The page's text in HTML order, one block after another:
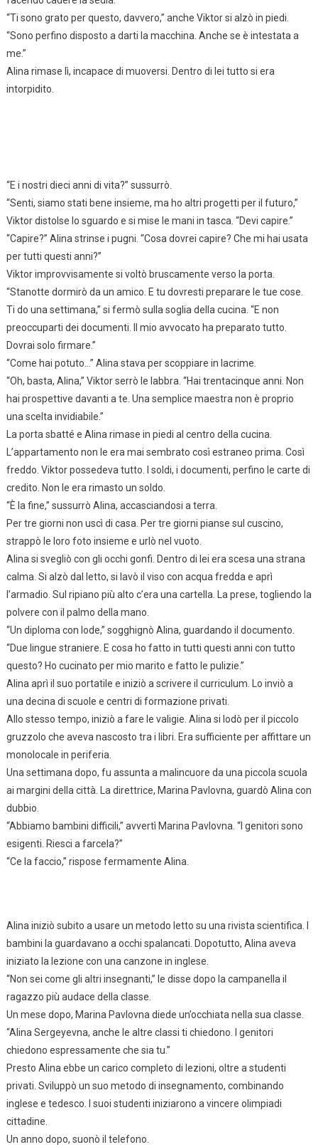
“Ti sono grato per questo, davvero,” anche Viktor si alzò in piedi.
“Sono perfino disposto a darti la macchina. Anche se è intestata a
me.”
Alina rimase lì, incapace di muoversi. Dentro di lei tutto si era
intorpidito.
“E i nostri dieci anni di vita?” sussurrò.
“Senti, siamo stati bene insieme, ma ho altri progetti per il futuro,”
Viktor distolse lo sguardo e si mise le mani in tasca. “Devi capire.”
“Capire?” Alina strinse i pugni. “Cosa dovrei capire? Che mi hai usata
per tutti questi anni?”
Viktor improvvisamente si voltò bruscamente verso la porta.
“Stanotte dormirò da un amico. E tu dovresti preparare le tue cose.
Ti do una settimana,” si fermò sulla soglia della cucina. “E non
preoccuparti dei documenti. Il mio avvocato ha preparato tutto.
Dovrai solo firmare.”
“Come hai potuto…” Alina stava per scoppiare in lacrime.
“Oh, basta, Alina,” Viktor serrò le labbra. “Hai trentacinque anni. Non
hai prospettive davanti a te. Una semplice maestra non è proprio
una scelta invidiabile.”
La porta sbatté e Alina rimase in piedi al centro della cucina.
L’appartamento non le era mai sembrato così estraneo prima. Così
freddo. Viktor possedeva tutto. I soldi, i documenti, perfino le carte di
credito. Non le era rimasto un soldo.
“È la fine,” sussurrò Alina, accasciandosi a terra.
Per tre giorni non uscì di casa. Per tre giorni pianse sul cuscino,
strappò le loro foto insieme e urlò nel vuoto.
Alina si svegliò con gli occhi gonfi. Dentro di lei era scesa una strana
calma. Si alzò dal letto, si lavò il viso con acqua fredda e aprì
l’armadio. Sul ripiano più alto c’era una cartella. La prese, togliendo la
polvere con il palmo della mano.
“Un diploma con lode,” sogghignò Alina, guardando il documento.
“Due lingue straniere. E cosa ho fatto in tutti questi anni con tutto
questo? Ho cucinato per mio marito e fatto le pulizie.”
Alina aprì il suo portatile e iniziò a scrivere il curriculum. Lo inviò a
una decina di scuole e centri di formazione privati.
Allo stesso tempo, iniziò a fare le valigie. Alina si lodò per il piccolo
gruzzolo che aveva nascosto tra i libri. Era sufficiente per affittare un
monolocale in periferia.
Una settimana dopo, fu assunta a malincuore da una piccola scuola
ai margini della città. La direttrice, Marina Pavlovna, guardò Alina con
dubbio.
“Abbiamo bambini difficili,” avvertì Marina Pavlovna. “I genitori sono
esigenti. Riesci a farcela?”
“Ce la faccio,” rispose fermamente Alina.
Alina iniziò subito a usare un metodo letto su una rivista scientifica. I
bambini la guardavano a occhi spalancati. Dopotutto, Alina aveva
iniziato la lezione con una canzone in inglese.
“Non sei come gli altri insegnanti,” le disse dopo la campanella il
ragazzo più audace della classe.
Un mese dopo, Marina Pavlovna diede un’occhiata nella sua classe.
“Alina Sergeyevna, anche le altre classi ti chiedono. I genitori
chiedono espressamente che sia tu.”
Presto Alina ebbe un carico completo di lezioni, oltre a studenti
privati. Sviluppò un suo metodo di insegnamento, combinando
inglese e tedesco. I suoi studenti iniziarono a vincere olimpiadi
cittadine.
Un anno dopo, suonò il telefono.